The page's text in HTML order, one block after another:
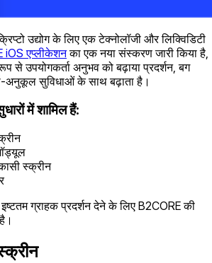
उद्योग के लिए एक टेक्नोलॉजी और लिक्विडिटी
iOS एप्लीकेशनका एक नया संस्करण जारी किया है,
से उपयोगकर्ता अनुभव को बढ़ाया प्रदर्शन, बग
अनुकूल सुविधाओं के साथ बढ़ाता है।
में शामिल हैं:
स्क्रीन
ग्राहक प्रदर्शन देने के लिए B2CORE की